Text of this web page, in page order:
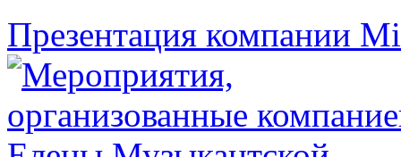
Презентация компании